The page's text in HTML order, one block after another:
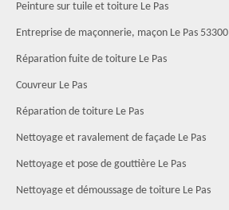
Peinture sur tuile et toiture Le Pas
Entreprise de maçonnerie, maçon Le Pas 53300
Réparation fuite de toiture Le Pas
Couvreur Le Pas
Réparation de toiture Le Pas
Nettoyage et ravalement de façade Le Pas
Nettoyage et pose de gouttière Le Pas
Nettoyage et démoussage de toiture Le Pas